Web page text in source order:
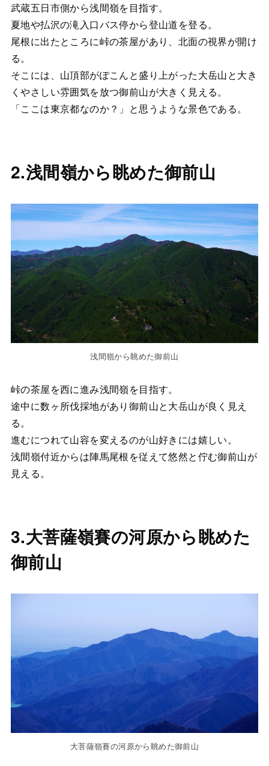
武蔵五日市側から浅間嶺を目指す。
夏地や払沢の滝入口バス停から登山道を登る。
尾根に出たところに峠の茶屋があり、北面の視界が開け
る。
そこには、山頂部がぽこんと盛り上がった大岳山と大き
くやさしい雰囲気を放つ御前山が大きく見える。
「ここは東京都なのか？」と思うような景色である。
2.浅間嶺から眺めた御前山
浅間嶺から眺めた御前山
峠の茶屋を西に進み浅間嶺を目指す。
途中に数ヶ所伐採地があり御前山と大岳山が良く見え
る。
進むにつれて山容を変えるのが山好きには嬉しい。
浅間嶺付近からは陣馬尾根を従えて悠然と佇む御前山が
見える。
3.大菩薩嶺賽の河原から眺めた
御前山
大菩薩嶺賽の河原から眺めた御前山